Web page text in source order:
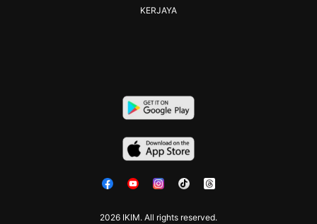
2026 IKIM. All rights reserved.
KERJAYA